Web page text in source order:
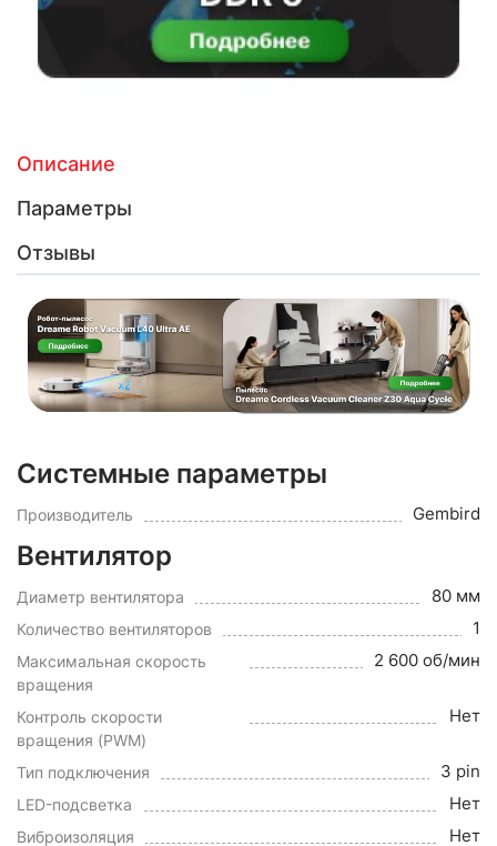
Описание
Параметры
Отзывы
Системные параметры
Производитель Gembird
Вентилятор
Диаметр вентилятора 80 мм
Количество вентиляторов 1
Максимальная скорость
вращения
2 600 об/мин
Контроль скорости
вращения (PWM)
Нет
Тип подключения 3 pin
LED-подсветка Нет
Виброизоляция Нет